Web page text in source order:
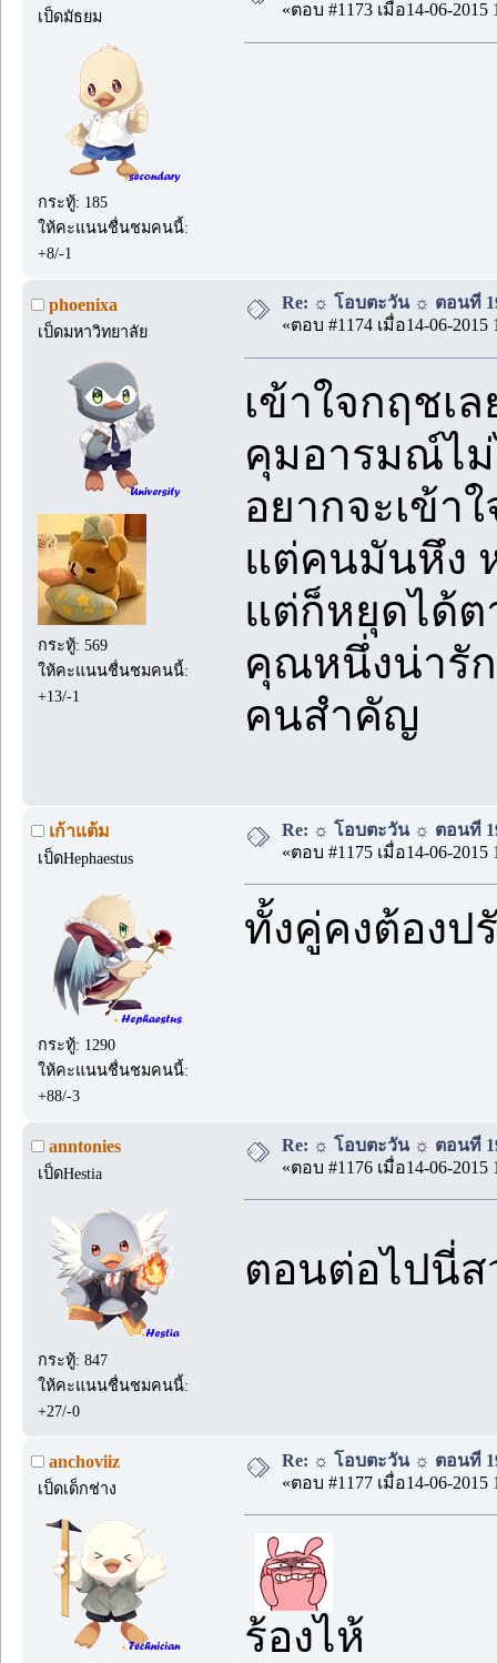
เป็ดมัธยม
กระทู้: 185
ให้คะแนนชื่นชมคนนี้:
+8/-1
«ตอบ #1173 เมื่อ14-06-2015
phoenixa
เป็ดมหาวิทยาลัย
กระทู้: 569
ให้คะแนนชื่นชมคนนี้:
+13/-1
Re: ☼ โอบตะวัน ☼ ตอนที่ 19
«ตอบ #1174 เมื่อ14-06-2015
เข้าใจกฤชเ
คุมอารมณ์ไม่
อยากจะเข้า
แต่คนมันหึง
แต่ก็หยุดได้
คุณหนึ่งน่ารั
คนสำคัญ
เก้าแต้ม
เป็ดHephaestus
กระทู้: 1290
ให้คะแนนชื่นชมคนนี้:
+88/-3
Re: ☼ โอบตะวัน ☼ ตอนที่ 19
«ตอบ #1175 เมื่อ14-06-2015
ทั้งคู่คงต้องป
anntonies
เป็ดHestia
กระทู้: 847
ให้คะแนนชื่นชมคนนี้:
+27/-0
Re: ☼ โอบตะวัน ☼ ตอนที่ 19
«ตอบ #1176 เมื่อ14-06-2015
ตอนต่อไปนี่
anchoviiz
เป็ดเด็กช่าง
Re: ☼ โอบตะวัน ☼ ตอนที่ 19
«ตอบ #1177 เมื่อ14-06-2015
ร้องไห้